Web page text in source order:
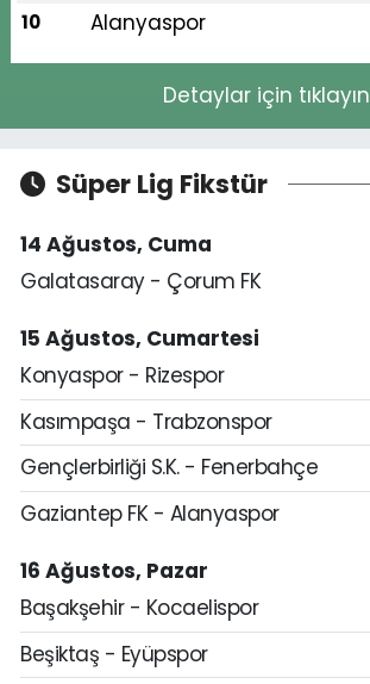
10 Alanyaspor
Detaylar için tıklayın
Süper Lig Fikstür
14 Ağustos, Cuma
Galatasaray - Çorum FK
15 Ağustos, Cumartesi
Konyaspor - Rizespor
Kasımpaşa - Trabzonspor
Gençlerbirliği S.K. - Fenerbahçe
Gaziantep FK - Alanyaspor
16 Ağustos, Pazar
Başakşehir - Kocaelispor
Beşiktaş - Eyüpspor